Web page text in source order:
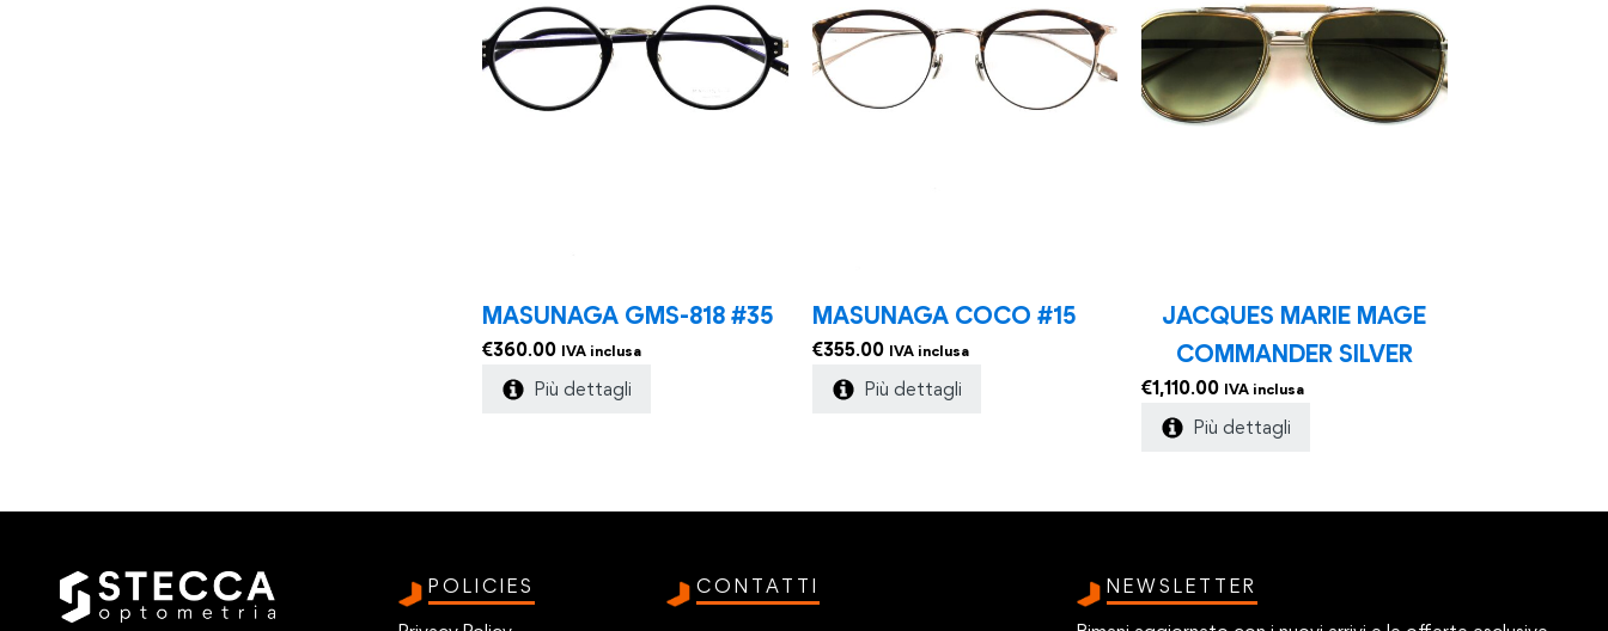
MASUNAGA GMS-818 #35
€360.00 IVA inclusa
Più dettagli
MASUNAGA COCO #15
€355.00 IVA inclusa
Più dettagli
JACQUES MARIE MAGE
COMMANDER SILVER
€1,110.00 IVA inclusa
Più dettagli
POLICIES
CONTATTI
NEWSLETTER